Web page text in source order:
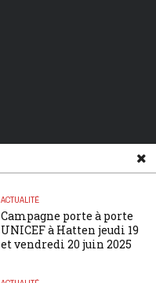
ACTUALITÉ
Campagne porte à porte
UNICEF à Hatten jeudi 19
et vendredi 20 juin 2025